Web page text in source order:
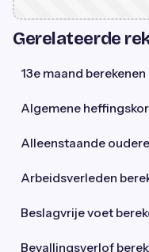
Gerelateerde
13e maand berekenen
Algemene
Alleenstaande
Arbeidsverleden
Beslagvrije voet
Bevallingsverlof